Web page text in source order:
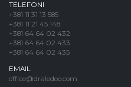
TELEFONI
+381 11 31 13 585
+381 11 21 45 148
+381 64 64 02 432
+381 64 64 02 433
+381 64 64 02 435
EMAIL
office@draledoo.com